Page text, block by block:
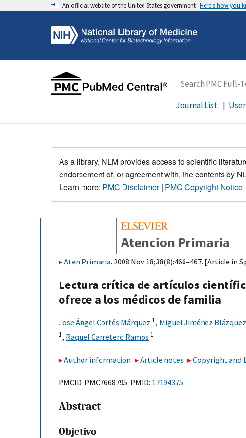
An official website of the United States government Here's how you
Journal List
As a library, NLM provides access to scientific
endorsement of, or agreement with, the contents by
Learn more: PMC Disclaimer| PMC Copyright Notice
Aten Primaria. 2008 Nov 18;38(8):466–467. [Article in
Lectura crítica de artículos
ofrece a los médicos de familia
Jose Ángel Cortés Márquez 1, Miguel Jiménez Blázquez
1, Raquel Carretero Ramos 1
Author information Article notes Copyright and
PMCID: PMC7668795 PMID: 17194375
Abstract
Objetivo